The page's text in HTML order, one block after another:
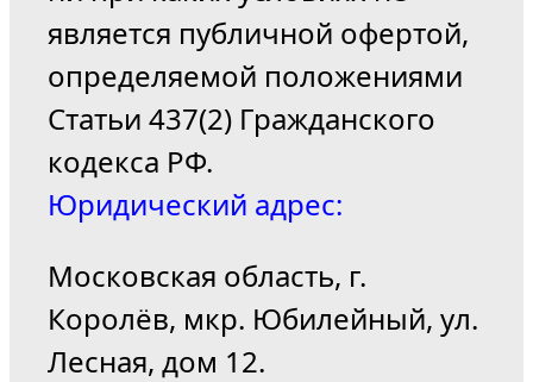
является публичной офертой,
определяемой положениями
Статьи 437(2) Гражданского
кодекса РФ.
Юридический адрес:
Московская область, г.
Королёв, мкр. Юбилейный, ул.
Лесная, дом 12.